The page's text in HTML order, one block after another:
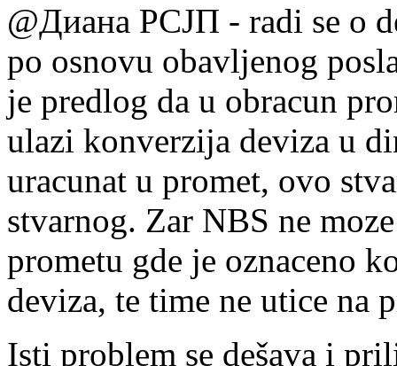
@Диана РСЈП - radi se o
po osnovu obavljenog
je predlog da u obracun
ulazi konverzija deviza u
uracunat u promet, ovo
stvarnog. Zar NBS ne
prometu gde je oznaceno
deviza, te time ne utice na
Isti problem se dešava i